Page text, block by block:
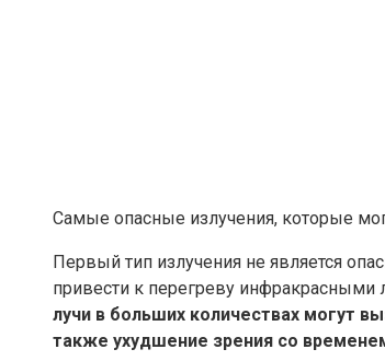
Самые опасные излучения, которые
Первый тип излучения не является
привести к перегреву инфракрасными
лучи в больших количествах могут
также ухудшение зрения со